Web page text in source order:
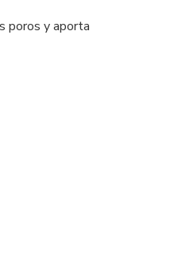
poros y aporta